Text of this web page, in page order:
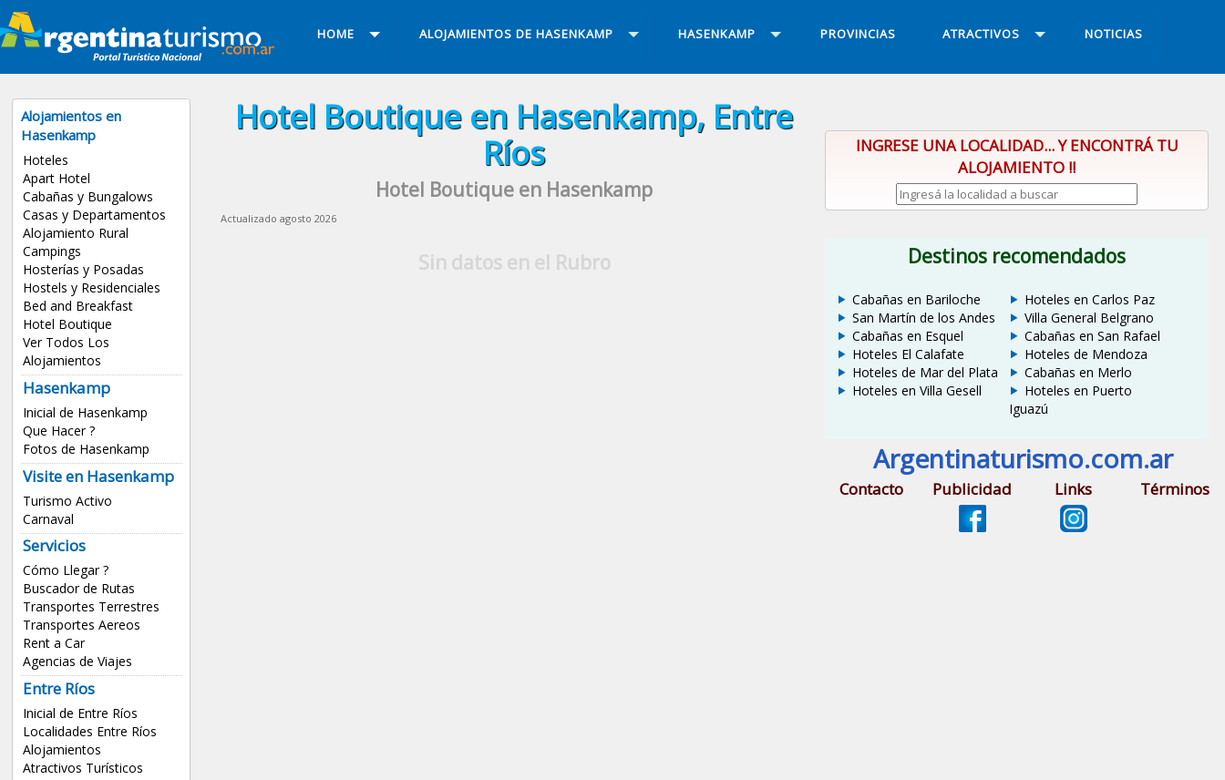
HOME ALOJAMIENTOS DE HASENKAMP HASENKAMP PROVINCIAS ATRACTIVOS NOTICIAS
Alojamientos en
Hasenkamp
Hoteles
Apart Hotel
Cabañas y Bungalows
Casas y Departamentos
Alojamiento Rural
Campings
Hosterías y Posadas
Hostels y Residenciales
Bed and Breakfast
Hotel Boutique
Ver Todos Los
Alojamientos
Hasenkamp
Inicial de Hasenkamp
Que Hacer ?
Fotos de Hasenkamp
Visite en Hasenkamp
Turismo Activo
Carnaval
Servicios
Cómo Llegar ?
Buscador de Rutas
Transportes Terrestres
Transportes Aereos
Rent a Car
Agencias de Viajes
Entre Ríos
Inicial de Entre Ríos
Localidades Entre Ríos
Alojamientos
Atractivos Turísticos
Hotel Boutique en Hasenkamp, Entre
Ríos
Hotel Boutique en Hasenkamp
Actualizado agosto 2026
Sin datos en el Rubro
INGRESE UNA LOCALIDAD... Y ENCONTRÁ TU
ALOJAMIENTO !!
Destinos recomendados
Cabañas en Bariloche
San Martín de los Andes
Cabañas en Esquel
Hoteles El Calafate
Hoteles de Mar del Plata
Hoteles en Villa Gesell
Hoteles en Carlos Paz
Villa General Belgrano
Cabañas en San Rafael
Hoteles de Mendoza
Cabañas en Merlo
Hoteles en Puerto
Iguazú
Argentinaturismo.com.ar
Contacto Publicidad Links Términos